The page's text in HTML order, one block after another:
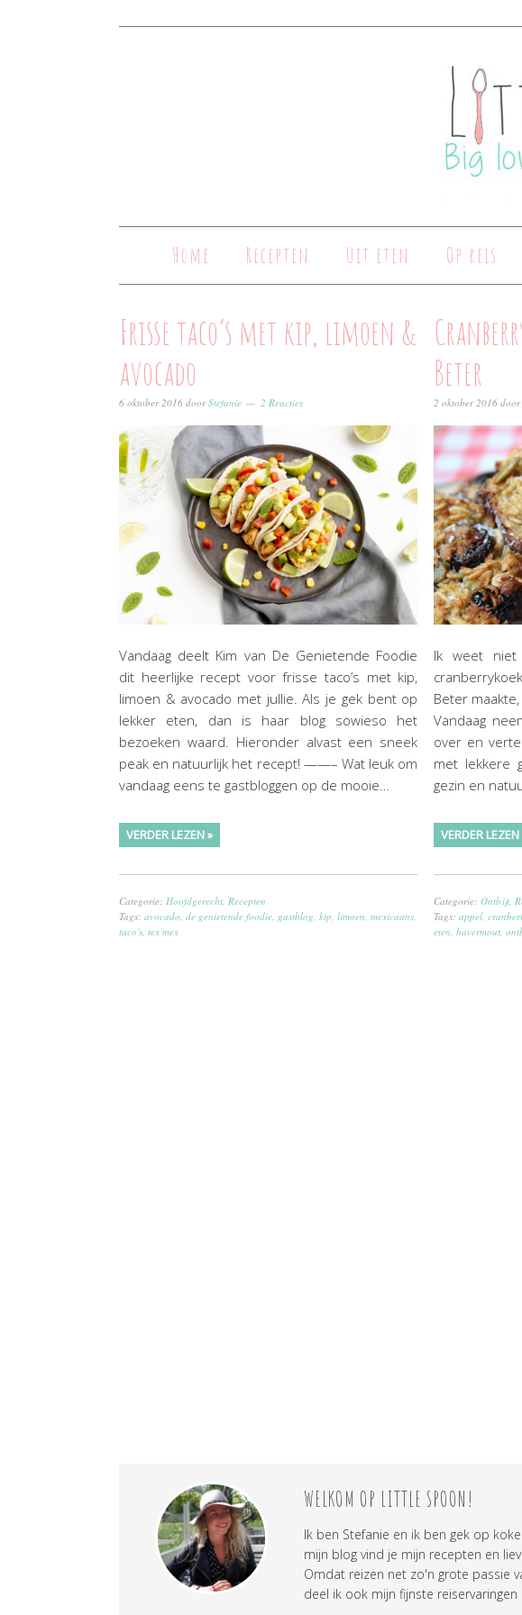
Home Recepten Uit eten Op reis
Frisse taco’s met kip, limoen &
avocado
6 oktober 2016 doorStefanie 2 Reacties
Vandaag deelt Kim van De Genietende Foodie
dit heerlijke recept voor frisse taco’s met kip,
limoen & avocado met jullie. Als je gek bent op
lekker eten, dan is haar blog sowieso het
bezoeken waard. Hieronder alvast een sneek
peak en natuurlijk het recept! ——– Wat leuk om
vandaag eens te gastbloggen op de mooie…
VERDER LEZEN »
Categorie: Hoofdgerecht Recepten
Tags: avocado de genietende foodie gastblog kip limoen mexicaans
taco's tex mex
Beter
2 oktober 2016 door
Ik weet
Beter
Vandaag
over en
met lekkere
gezin en
VERDER LEZEN
Categorie: Ontbijt,
Tags: appel,
eten havermout,
WELKOM OP LITTLE SPOON!
Ik ben Stefanie en ik ben gek op
mijn blog vind je mijn recepten en
Omdat reizen net zo'n grote passie
deel ik ook mijn fijnste